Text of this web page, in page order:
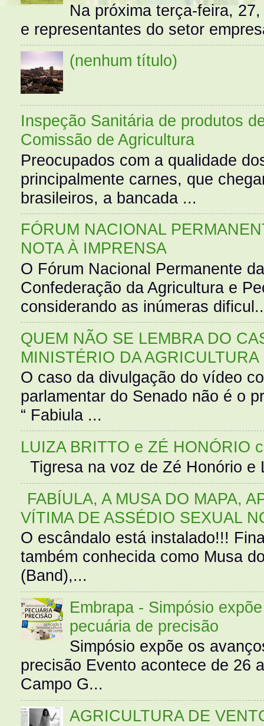
Na próxima terça-feira,
e representantes do setor
(nenhum título)
Inspeção Sanitária de produtos
Comissão de Agricultura
Preocupados com a qualidade
principalmente carnes, que
brasileiros, a bancada ...
FÓRUM NACIONAL
NOTA À IMPRENSA
O Fórum Nacional Permanente
Confederação da Agricultura e
considerando as inúmeras
QUEM NÃO SE LEMBRA DO
MINISTÉRIO DA AGRICULTURA
O caso da divulgação do vídeo
parlamentar do Senado não é o
“ Fabiula ...
LUIZA BRITTO e ZÉ HONÓRIO
Tigresa na voz de Zé Honório
FABÍULA, A MUSA DO MAPA,
VÍTIMA DE ASSÉDIO SEXUAL
O escândalo está instalado!!!
também conhecida como Musa
(Band),...
Embrapa - Simpósio
pecuária de precisão
Simpósio expõe os
precisão Evento acontece de 26
Campo G...
AGRICULTURA DE